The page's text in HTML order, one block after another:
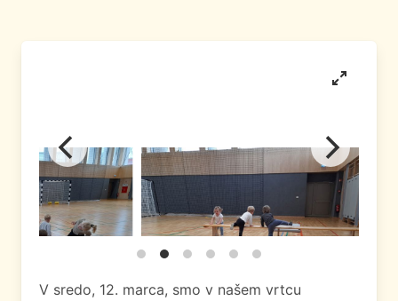
V sredo, 12. marca, smo v našem vrtcu